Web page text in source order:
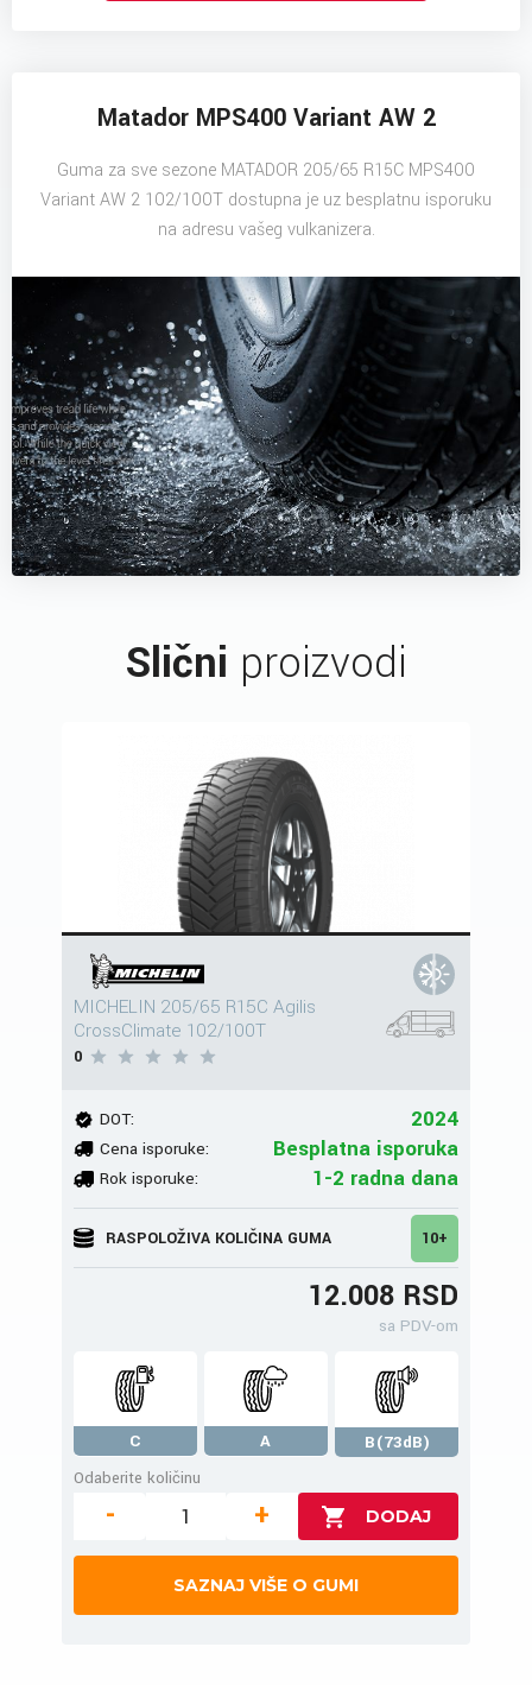
Matador MPS400 Variant AW 2
Guma za sve sezone MATADOR 205/65 R15C MPS400
Variant AW 2 102/100T dostupna je uz besplatnu isporuku
na adresu vašeg vulkanizera.
Slični proizvodi
MICHELIN 205/65 R15C Agilis
CrossClimate 102/100T
0
DOT: 2024
Cena isporuke: Besplatna isporuka
Rok isporuke: 1-2 radna dana
RASPOLOŽIVA KOLIČINA GUMA 10+
12.008 RSD
sa PDV-om
C A
B(73dB)
Odaberite količinu
- +
SAZNAJ VIŠE O GUMI